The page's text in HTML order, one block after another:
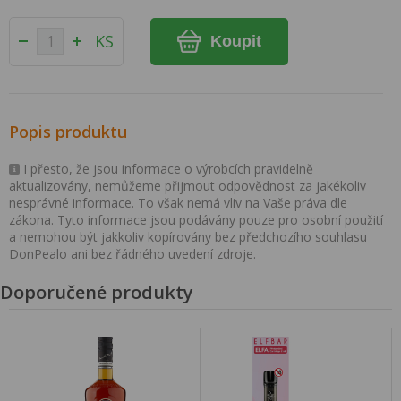
KS Koupit
Popis produktu
I přesto, že jsou informace o výrobcích pravidelně
aktualizovány, nemůžeme přijmout odpovědnost za jakékoliv
nesprávné informace. To však nemá vliv na Vaše práva dle
zákona. Tyto informace jsou podávány pouze pro osobní použití
a nemohou být jakkoliv kopírovány bez předchozího souhlasu
DonPealo ani bez řádného uvedení zdroje.
Doporučené produkty